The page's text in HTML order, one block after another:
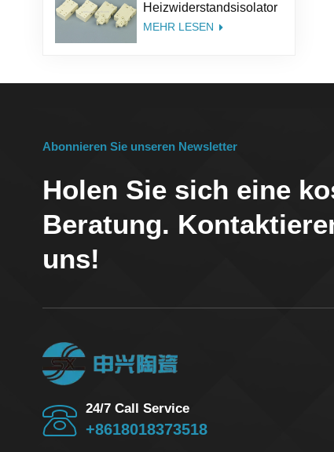
Heizwiderstandsisolator
Thermoelement Keramik
MEHR LESEN
Abonnieren Sie unseren Newsletter
Holen Sie sich eine
Beratung.
uns!
24/7 Call Service
+8618018373518